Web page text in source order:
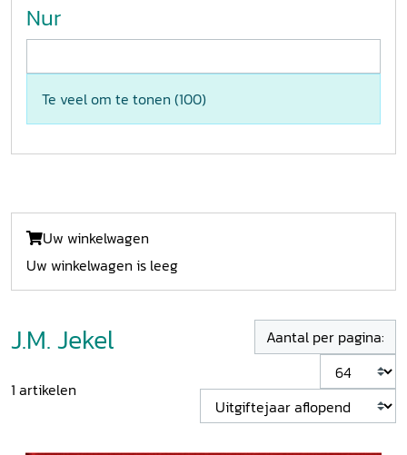
Nur
Te veel om te tonen (100)
Uw winkelwagen
Uw winkelwagen is leeg
J.M. Jekel
1 artikelen
Aantal per pagina: